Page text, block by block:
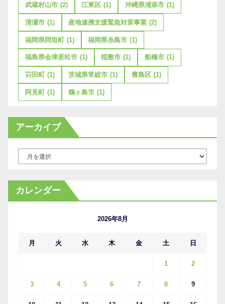
武蔵村山市 (2) 江東区 (1) 沖縄県浦添市 (1)
清瀬市 (1) 産地連携支援緊急対策事業 (2)
福岡県岡垣町 (1) 福岡県糸島市 (1)
福島県会津若松市 (1) 稲敷市 (1) 船橋市 (1)
苅田町 (1) 茨城県常総市 (1) 豊島区 (1)
阿見町 (1) 鶴ヶ島市 (1)
アーカイブ
カ
イ
カレンダー
2026年8月
月 火 水 木 金 土 日
1 2
3 4 5 6 7 8 9